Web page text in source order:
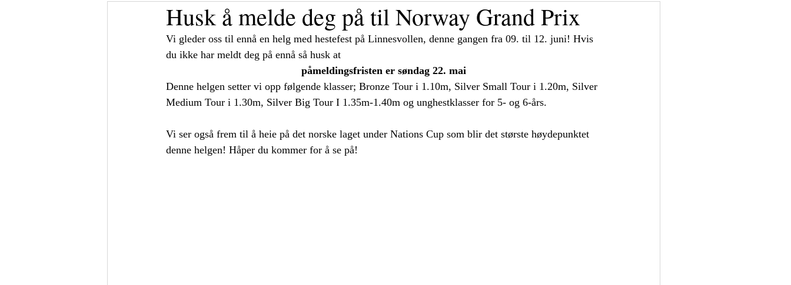
Husk å melde deg på til Norway Grand Prix
Vi gleder oss til ennå en helg med hestefest på Linnesvollen, denne gangen fra 09. til 12. juni! Hvis
du ikke har meldt deg på ennå så husk at
påmeldingsfristen er søndag 22. mai
Denne helgen setter vi opp følgende klasser; Bronze Tour i 1.10m, Silver Small Tour i 1.20m, Silver
Medium Tour i 1.30m, Silver Big Tour I 1.35m-1.40m og unghestklasser for 5- og 6-års.
Vi ser også frem til å heie på det norske laget under Nations Cup som blir det største høydepunktet
denne helgen! Håper du kommer for å se på!